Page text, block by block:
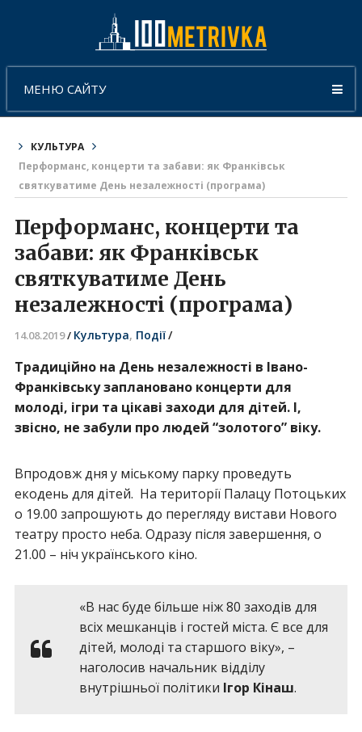
МЕНЮ САЙТУ
КУЛЬТУРА
Перформанс, концерти та забави: як Франківськ
святкуватиме День незалежності (програма)
Перформанс, концерти та
забави: як Франківськ
святкуватиме День
незалежності (програма)
14.08.2019/ Культура, Події/
Традиційно на День незалежності в Івано-
Франківську заплановано концерти для
молоді, ігри та цікаві заходи для дітей. І,
звісно, не забули про людей “золотого” віку.
Впродовж дня у міському парку проведуть
екодень для дітей. На території Палацу Потоцьких
о 19.00 запрошують до перегляду вистави Нового
театру просто неба. Одразу після завершення, о
21.00 – ніч українського кіно.
«В нас буде більше ніж 80 заходів для
всіх мешканців і гостей міста. Є все для
дітей, молоді та старшого віку», –
наголосив начальник відділу
внутрішньої політики Ігор Кінаш.